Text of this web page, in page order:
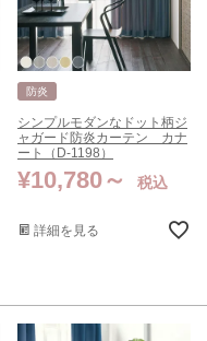
防炎
シンプルモダンなドット柄ジ
ャガード防炎カーテン カナ
ート（D-1198）
¥10,780 税込
詳細を見る